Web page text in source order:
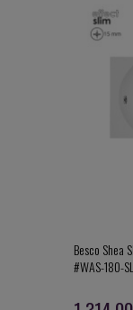
Besco Shea
#WAS-180-SL